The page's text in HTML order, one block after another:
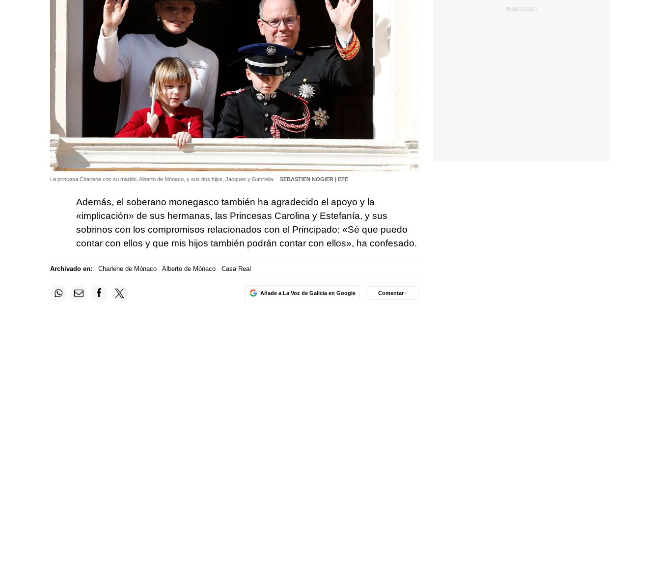
La princesa Charlene con su marido, Alberto de Mónaco, y sus dos hijos, Jacques y Gabriella. SEBASTIEN NOGIER | EFE
Además, el soberano monegasco también ha agradecido el apoyo y la
«implicación» de sus hermanas, las Princesas Carolina y Estefanía, y sus
sobrinos con los compromisos relacionados con el Principado: «Sé que puedo
contar con ellos y que mis hijos también podrán contar con ellos», ha confesado.
Archivado en: Charlene de Mónaco Alberto de Mónaco Casa Real
Añade a La Voz de Galicia en Google Comentar ·